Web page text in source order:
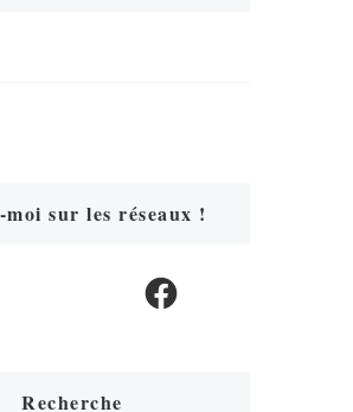
moi sur les réseaux !
Facebook
Recherche